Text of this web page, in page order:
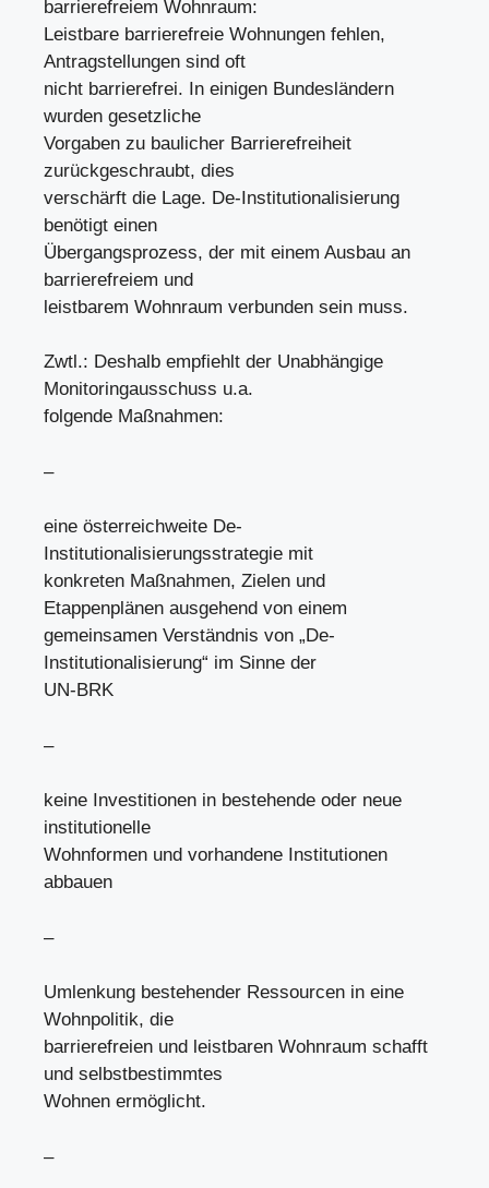
barrierefreiem Wohnraum:
Leistbare barrierefreie Wohnungen fehlen,
Antragstellungen sind oft
nicht barrierefrei. In einigen Bundesländern
wurden gesetzliche
Vorgaben zu baulicher Barrierefreiheit
zurückgeschraubt, dies
verschärft die Lage. De-Institutionalisierung
benötigt einen
Übergangsprozess, der mit einem Ausbau an
barrierefreiem und
leistbarem Wohnraum verbunden sein muss.
Zwtl.: Deshalb empfiehlt der Unabhängige
Monitoringausschuss u.a.
folgende Maßnahmen:
–
eine österreichweite De-
Institutionalisierungsstrategie mit
konkreten Maßnahmen, Zielen und
Etappenplänen ausgehend von einem
gemeinsamen Verständnis von „De-
Institutionalisierung“ im Sinne der
UN-BRK
–
keine Investitionen in bestehende oder neue
institutionelle
Wohnformen und vorhandene Institutionen
abbauen
–
Umlenkung bestehender Ressourcen in eine
Wohnpolitik, die
barrierefreien und leistbaren Wohnraum schafft
und selbstbestimmtes
Wohnen ermöglicht.
–